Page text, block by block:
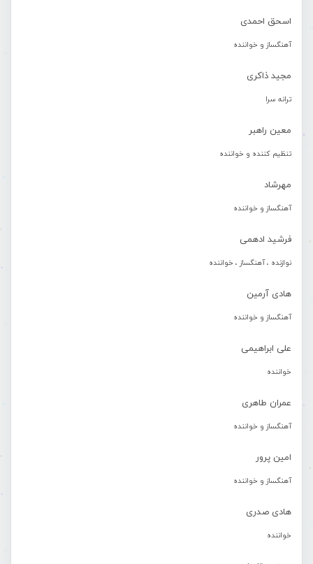
اسحق احمدی
آهنگساز و خواننده
مجید ذاکری
ترانه سرا
معین راهبر
تنظیم کننده و خواننده
مهرشاد
آهنگساز و خواننده
فرشید ادهمی
نوازنده ، آهنگساز ، خواننده
هادی آرمین
آهنگساز و خواننده
علی ابراهیمی
خواننده
عمران طاهری
آهنگساز و خواننده
امین پرور
آهنگساز و خواننده
هادی صدری
خواننده